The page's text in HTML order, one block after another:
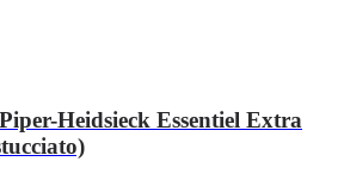
Heidsieck Essentiel Extra